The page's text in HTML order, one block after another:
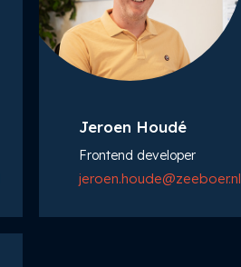
Jeroen Houdé
Frontend developer
jeroen.houde@zeeboer.nl